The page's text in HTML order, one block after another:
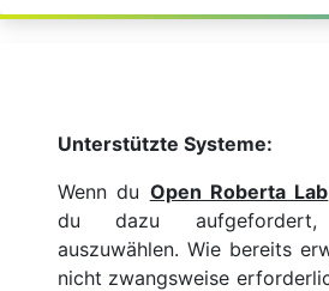
Unterstützte Systeme:
Wenn du Open Roberta Lab
du dazu
auszuwählen. Wie bereits
nicht zwangsweise